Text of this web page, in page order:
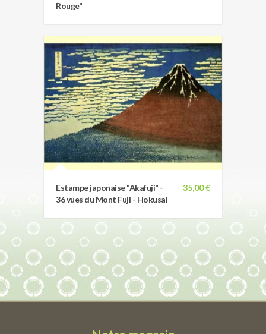
Rouge"
35,00 €
Estampe japonaise "Akafuji" -
36 vues du Mont Fuji - Hokusai